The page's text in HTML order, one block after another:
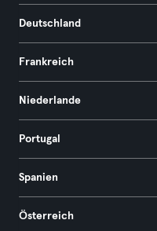
Deutschland
Frankreich
Niederlande
Portugal
Spanien
Österreich